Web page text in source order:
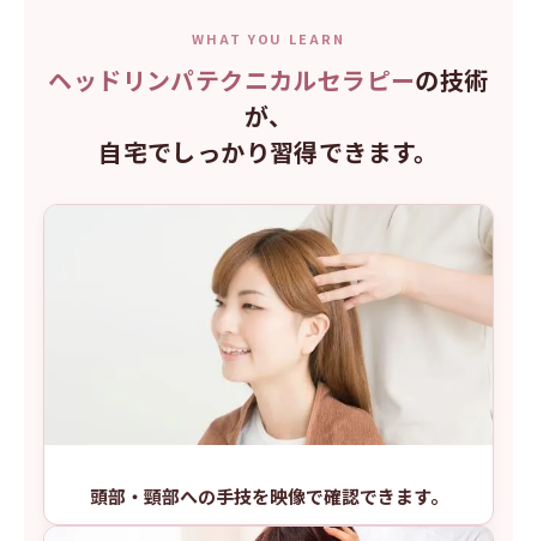
WHAT YOU LEARN
ヘッドリンパテクニカルセラピーの技術
が、
自宅でしっかり習得できます。
頭部・頸部への手技を映像で確認できます。